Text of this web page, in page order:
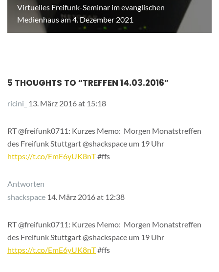
Virtuelles Freifunk-Seminar im evanglischen
Medienhaus am 4. Dezember 2021
5 THOUGHTS TO “TREFFEN 14.03.2016”
ricini_ 13. März 2016 at 15:18
RT @freifunk0711: Kurzes Memo: Morgen Monatstreffen
des Freifunk Stuttgart @shackspace um 19 Uhr
https://t.co/EmE6yUK8nT#ffs
Antworten
shackspace 14. März 2016 at 12:38
RT @freifunk0711: Kurzes Memo: Morgen Monatstreffen
des Freifunk Stuttgart @shackspace um 19 Uhr
https://t.co/EmE6yUK8nT#ffs